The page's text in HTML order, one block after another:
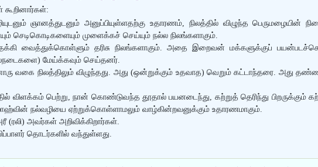
ஞானத்துடனும் அனுப்பியுள்ளதற்கு உதாரணம், நிலத்தில் விழுந்த பெருமழையின்
செடிகொடிகளையும் முளைக்கச் செய்யும் நல்ல நிலங்களாகும்.
வைத்துக்கொள்ளும் தரிசு நிலங்களாகும். அதை இறைவன் மக்களுக்குப்
மேய்க்கவும் செய்தனர்.
வகை நிலத்திலும் விழுந்தது. அது (ஒன்றுக்கும் உதவாத) வெறும் கட்டாந்தரை. அது
விளக்கம் பெற்று, நான் கொண்டுவந்த தூதால் பயனடைந்து, கற்றுத் தெரிந்து பிறருக்கும்
நல்வழியை ஏற்றுக்கொள்ளாமலும் வாழ்கின்றவனுக்கும் உதாரணமாகும்.
அவர்கள் அறிவிக்கிறார்கள்.
தொடர்களில் வந்துள்ளது.